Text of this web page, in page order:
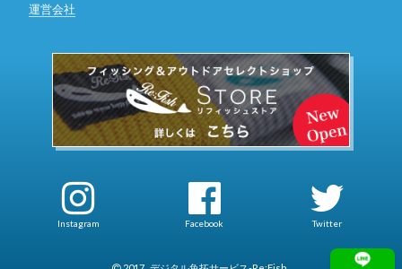
運営会社
Instagram Facebook Twitter